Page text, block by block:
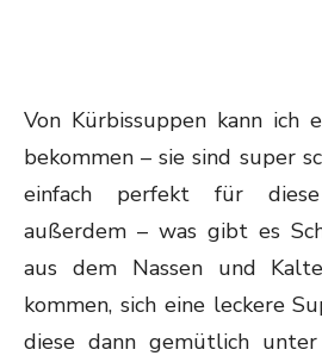
Von Kürbissuppen kann ich
bekommen – sie sind super
einfach perfekt für
außerdem – was gibt es
aus dem Nassen und
kommen, sich eine leckere
diese dann gemütlich